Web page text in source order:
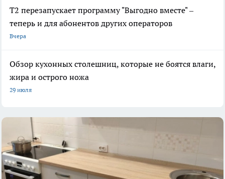
Т2 перезапускает программу "Выгодно вместе" –
теперь и для абонентов других операторов
Вчера
Обзор кухонных столешниц, которые не боятся влаги,
жира и острого ножа
29 июля